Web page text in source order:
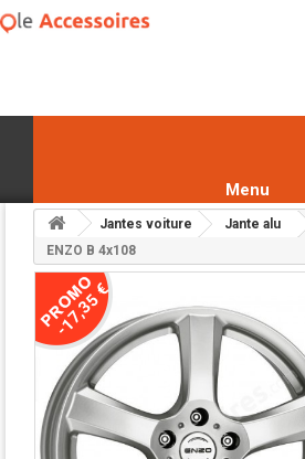
Menu
Jantes voiture Jante alu
ENZO B 4x108
-17,35 €